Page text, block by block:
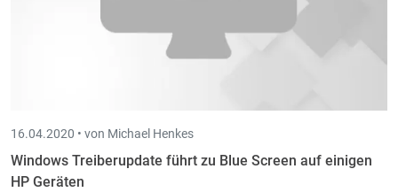
16.04.2020 • von Michael Henkes
Windows Treiberupdate führt zu Blue Screen auf einigen
HP Geräten